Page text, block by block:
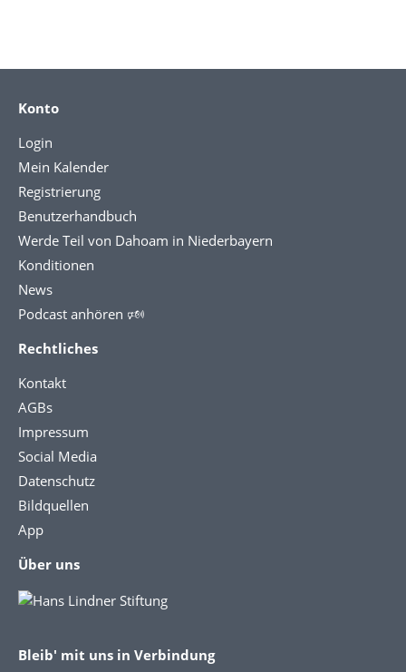
Konto
Login
Mein Kalender
Registrierung
Benutzerhandbuch
Werde Teil von Dahoam in Niederbayern
Konditionen
News
Podcast anhören 🕬
Rechtliches
Kontakt
AGBs
Impressum
Social Media
Datenschutz
Bildquellen
App
Über uns
Bleib' mit uns in Verbindung